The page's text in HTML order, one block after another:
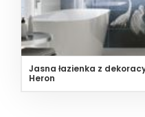
Jasna łazienka z
Heron